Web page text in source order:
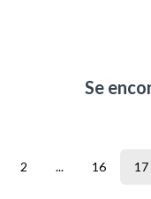
Se
2 ... 16 17